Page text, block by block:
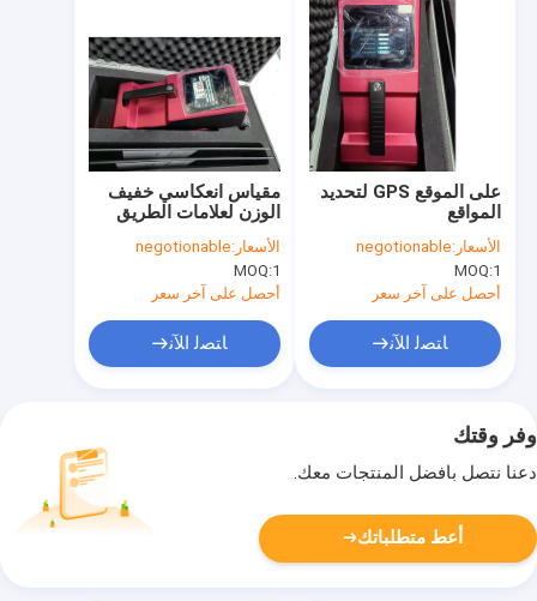
مقياس انعكاسي خفيف
الوزن لعلامات الطريق
محمول
الأسعار:negotionable
MOQ:1
أحصل على آخر سعر
ﺎﺘﺼﻟ ﺍﻶﻧ
على الموقع GPS لتحديد
المواقع
Retroreflectometer
لعلامات الطريق نو
فروست
الأسعار:negotionable
MOQ:1
أحصل على آخر سعر
ﺎﺘﺼﻟ ﺍﻶﻧ
وفر وقتك
دعنا نتصل بأفضل المنتجات معك.
أعط متطلباتك